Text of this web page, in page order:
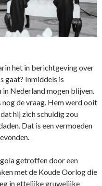
het in berichtgeving over
gaat? Inmiddels is
Nederland mogen blijven.
de vraag. Hem werd ooit
hij zich schuldig zou
Dat is een vermoeden
getroffen door een
met de Koude Oorlog die
in ettelijke gruwelijke